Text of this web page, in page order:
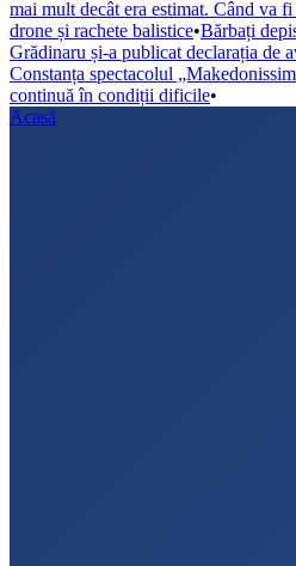
mai mult decât era estimat. Când va
drone și rachete balistice•Bărbați
Grădinaru și-a publicat declarația de
Constanța spectacolul
continuă în condiții dificile•
Acasă